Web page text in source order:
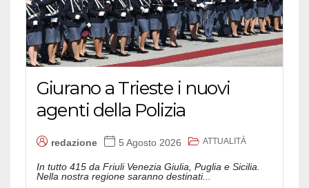
Giurano a Trieste i nuovi
agenti della Polizia
redazione 5 Agosto 2026 ATTUALITÀ
In tutto 415 da Friuli Venezia Giulia, Puglia e Sicilia.
Nella nostra regione saranno destinati...